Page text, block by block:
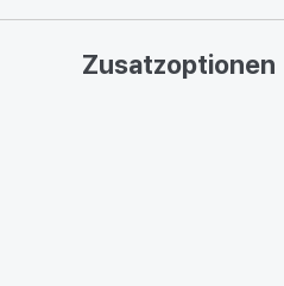
Zusatzoptionen